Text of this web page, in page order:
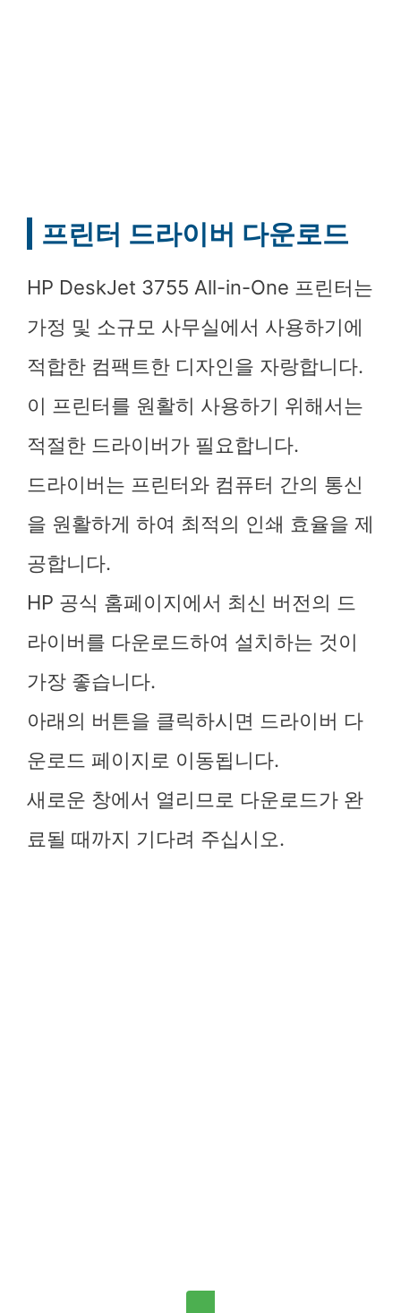
프린터 드라이버 다운로드
HP DeskJet 3755 All-in-One 프린터는
가정 및 소규모 사무실에서 사용하기에
적합한 컴팩트한 디자인을 자랑합니다.
이 프린터를 원활히 사용하기 위해서는
적절한 드라이버가 필요합니다.
드라이버는 프린터와 컴퓨터 간의 통신
을 원활하게 하여 최적의 인쇄 효율을 제
공합니다.
HP 공식 홈페이지에서 최신 버전의 드
라이버를 다운로드하여 설치하는 것이
가장 좋습니다.
아래의 버튼을 클릭하시면 드라이버 다
운로드 페이지로 이동됩니다.
새로운 창에서 열리므로 다운로드가 완
료될 때까지 기다려 주십시오.